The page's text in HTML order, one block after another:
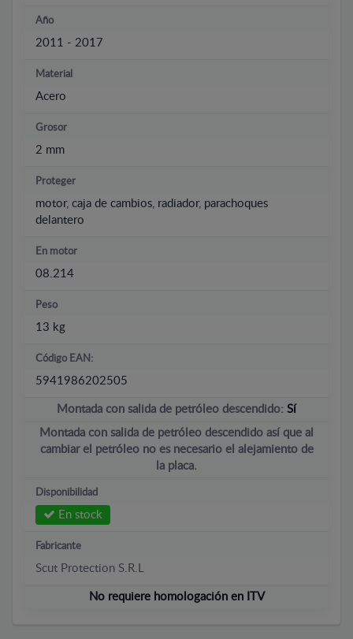
Año
2011 - 2017
Material
Acero
Grosor
2 mm
Proteger
motor, caja de cambios, radiador, parachoques
delantero
En motor
08.214
Peso
13 kg
Código EAN:
5941986202505
Montada con salida de petróleo descendido: Sí
Montada con salida de petróleo descendido así que al
cambiar el petróleo no es necesario el alejamiento de
la placa.
Disponibilidad
En stock
Fabricante
Scut Protection S.R.L
No requiere homologación en ITV